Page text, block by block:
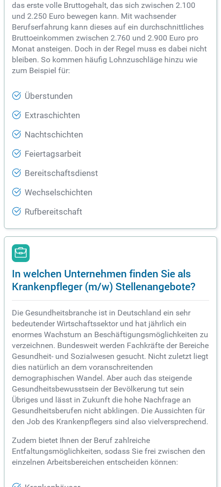
das erste volle Bruttogehalt, das sich zwischen 2.100
und 2.250 Euro bewegen kann. Mit wachsender
Berufserfahrung kann dieses auf ein durchschnittliches
Bruttoeinkommen zwischen 2.760 und 2.900 Euro pro
Monat ansteigen. Doch in der Regel muss es dabei nicht
bleiben. So kommen häufig Lohnzuschläge hinzu wie
zum Beispiel für:
Überstunden
Extraschichten
Nachtschichten
Feiertagsarbeit
Bereitschaftsdienst
Wechselschichten
Rufbereitschaft
In welchen Unternehmen finden Sie als
Krankenpfleger (m/w) Stellenangebote?
Die Gesundheitsbranche ist in Deutschland ein sehr
bedeutender Wirtschaftssektor und hat jährlich ein
enormes Wachstum an Beschäftigungsmöglichkeiten zu
verzeichnen. Bundesweit werden Fachkräfte der Bereiche
Gesundheit- und Sozialwesen gesucht. Nicht zuletzt liegt
dies natürlich an dem voranschreitenden
demographischen Wandel. Aber auch das steigende
Gesundheitsbewusstsein der Bevölkerung tut sein
Übriges und lässt in Zukunft die hohe Nachfrage an
Gesundheitsberufen nicht abklingen. Die Aussichten für
den Job des Krankenpflegers sind also vielversprechend.
Zudem bietet Ihnen der Beruf zahlreiche
Entfaltungsmöglichkeiten, sodass Sie frei zwischen den
einzelnen Arbeitsbereichen entscheiden können: